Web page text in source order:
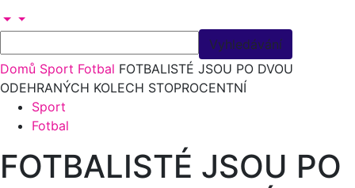
Domů Sport Fotbal FOTBALISTÉ JSOU PO DVOU
ODEHRANÝCH KOLECH STOPROCENTNÍ
Sport
Fotbal
FOTBALISTÉ JSOU PO